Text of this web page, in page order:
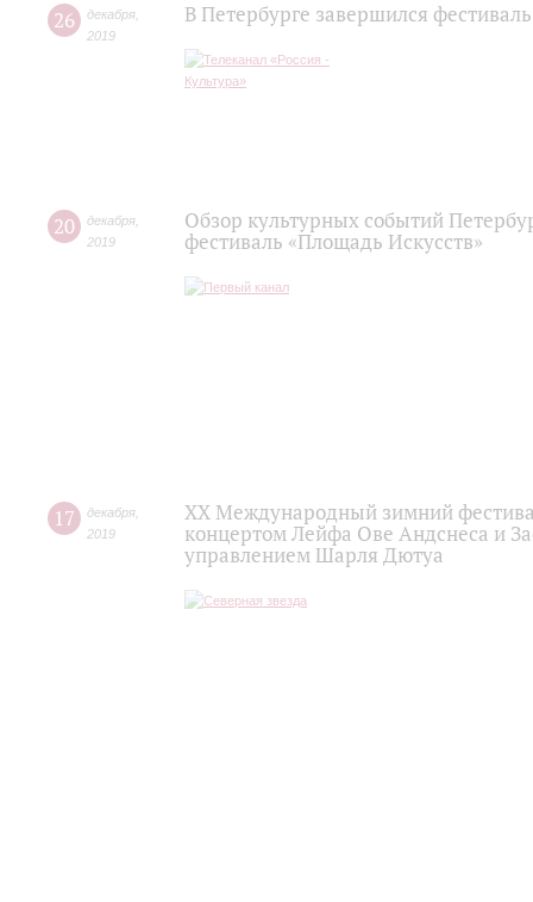
26 декабря
2019
В Петербурге завершился
20 декабря
2019
Обзор культурных событий
фестиваль «Площадь Искусств»
17 декабря
2019
XX Международный зимний
концертом Лейфа Ове Андснеса и
управлением Шарля Дютуа